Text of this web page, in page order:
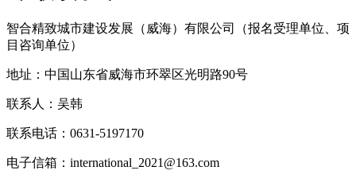
智合精致城市建设发展（威海）有限公司（报名受理单位、项
目咨询单位）
地址：中国山东省威海市环翠区光明路90号
联系人：吴韩
联系电话：0631-5197170
电子信箱：international_2021@163.com